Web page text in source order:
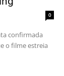
0
confirmada
o filme estreia